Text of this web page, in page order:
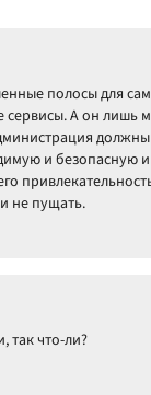
полосы для
А он лишь
и безопасную
не пущать.
так что-ли?